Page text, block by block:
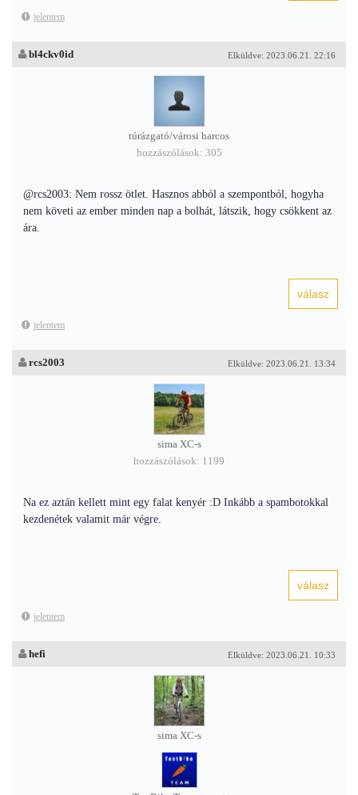
jelentem
Elküldve: 2023.06.21. 22:16
bl4ckv0id
túrázgató/városi harcos
hozzászólások: 305
@rcs2003: Nem rossz ötlet. Hasznos abból a szempontból, hogyha
nem követi az ember minden nap a bolhát, látszik, hogy csökkent az
ára.
jelentem
Elküldve: 2023.06.21. 13:34
rcs2003
sima XC-s
hozzászólások: 1199
Na ez aztán kellett mint egy falat kenyér :D Inkább a spambotokkal
kezdenétek valamit már végre.
jelentem
Elküldve: 2023.06.21. 10:33
hefi
sima XC-s